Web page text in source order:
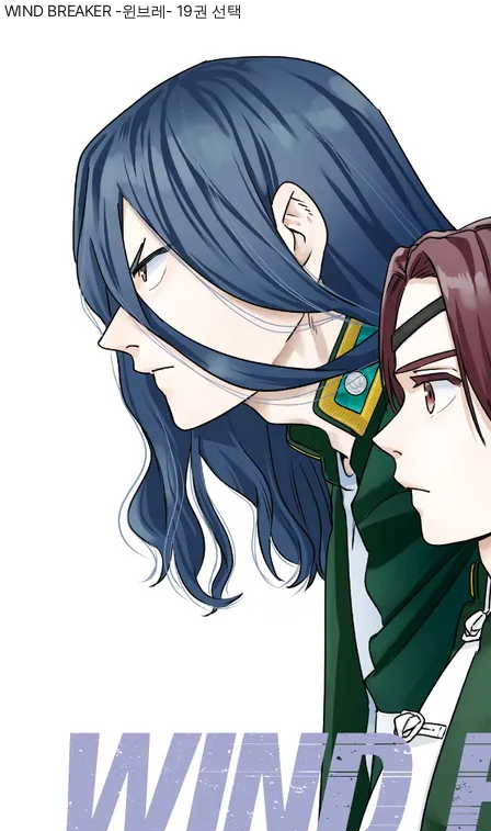
WIND BREAKER -윈브레- 19권 선택